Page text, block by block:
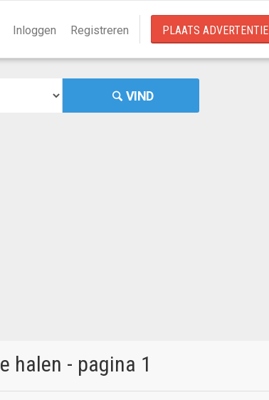
Inloggen Registreren PLAATS ADVERTENTIE
VIND
halen - pagina 1